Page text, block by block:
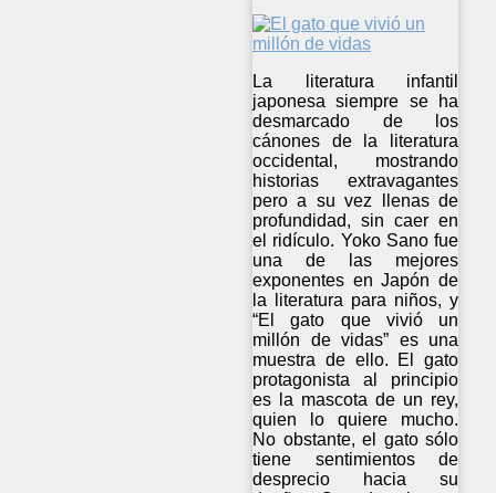
La literatura infantil
japonesa siempre se ha
desmarcado de los
cánones de la literatura
occidental, mostrando
historias extravagantes
pero a su vez llenas de
profundidad, sin caer en
el ridículo. Yoko Sano fue
una de las mejores
exponentes en Japón de
la literatura para niños, y
“El gato que vivió un
millón de vidas” es una
muestra de ello. El gato
protagonista al principio
es la mascota de un rey,
quien lo quiere mucho.
No obstante, el gato sólo
tiene sentimientos de
desprecio hacia su